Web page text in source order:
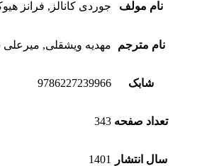
نام مولف جوردی کانالز, فرانز
نام مترجم مهدیه ویشقلی, میرعلی
شابک 9786227239966
تعداد صفحه 343
سال انتشار 1401